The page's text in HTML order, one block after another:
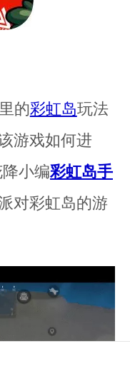
的彩虹岛玩法
游戏如何进
小编彩虹岛手
对彩虹岛的游